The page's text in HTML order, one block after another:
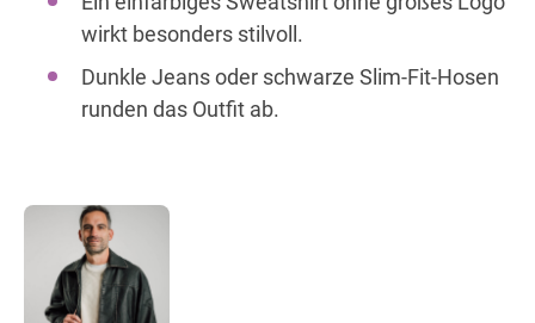
wirkt besonders stilvoll.
Dunkle Jeans oder schwarze Slim-Fit-Hosen
runden das Outfit ab.